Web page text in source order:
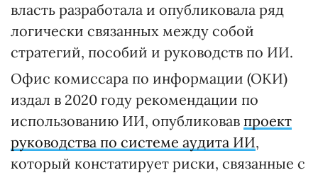
власть разработала и опубликовала ряд
логически связанных между собой
стратегий, пособий и руководств по ИИ.
Офис комиссара по информации (ОКИ)
издал в 2020 году рекомендации по
использованию ИИ, опубликовав проект
руководства по системе аудита ИИ,
который констатирует риски, связанные с